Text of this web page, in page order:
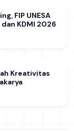
FIP UNESA
KDMI 2026
Kreativitas